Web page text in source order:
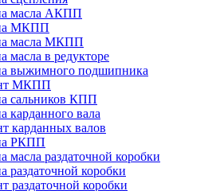
масла АКПП
МКПП
масла МКПП
масла в редукторе
выжимного подшипника
МКПП
сальников КПП
карданного вала
карданных валов
РКПП
масла раздаточной коробки
раздаточной коробки
раздаточной коробки